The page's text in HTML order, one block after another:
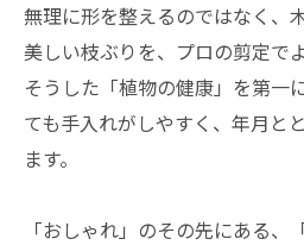
無理に形を整えるのではなく、
美しい枝ぶりを、プロの剪定で
そうした「植物の健康」を第一
ても手入れがしやすく、年月と
ます。
「おしゃれ」のその先にある、